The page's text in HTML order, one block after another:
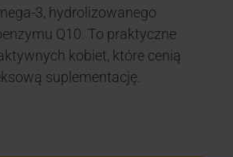
3, hydrolizowanego
Q10. To praktyczne
kobiet, które cenią
suplementację.